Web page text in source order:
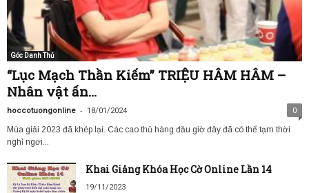
Góc Danh Thủ
“Lục Mạch Thần Kiếm” TRIỆU HÂM HÂM –
Nhân vật ấn...
hoccotuongonline - 18/01/2024 0
Mùa giải 2023 đã khép lại. Các cao thủ hàng đầu giờ đây đã có thể tạm thời
nghỉ ngơi...
Khai Giảng Khóa Học Cờ Online Lần 14
19/11/2023